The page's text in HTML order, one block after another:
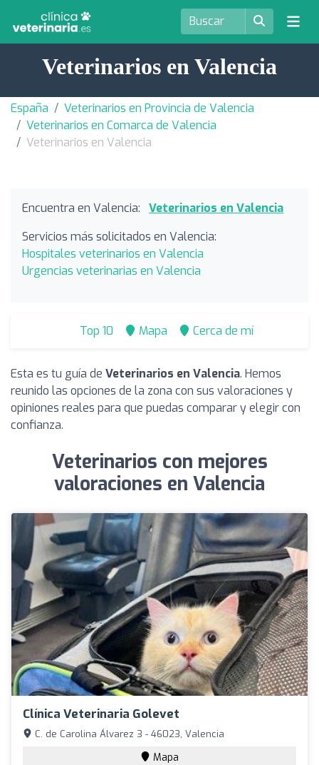
Veterinarios en Valencia
España
Veterinarios en Provincia de Valencia
Veterinarios en Comarca de Valencia
Veterinarios en Valencia
Encuentra en Valencia:
Veterinarios en Valencia
Servicios más solicitados en Valencia:
Hospitales veterinarios en Valencia
Urgencias veterinarias en Valencia
Top 10 Mapa Cerca de mí
Esta es tu guía de Veterinarios en Valencia. Hemos
reunido las opciones de la zona con sus valoraciones y
opiniones reales para que puedas comparar y elegir con
confianza.
Veterinarios con mejores
valoraciones en Valencia
Clínica Veterinaria Golevet
C. de Carolina Álvarez 3 - 46023, Valencia
Mapa